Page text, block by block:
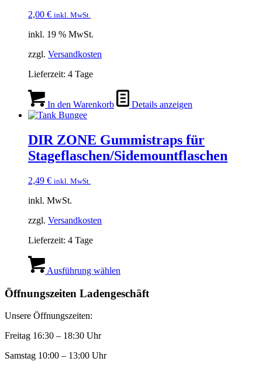
2,00 € inkl. MwSt.
inkl. 19 % MwSt.
zzgl. Versandkosten
Lieferzeit: 4 Tage
In den Warenkorb Details anzeigen
DIR ZONE Gummistraps für
Stageflaschen/Sidemountflaschen
2,49 € inkl. MwSt.
inkl. MwSt.
zzgl. Versandkosten
Lieferzeit: 4 Tage
Ausführung wählen
mehrere
Öffnungszeiten Ladengeschäft
Unsere Öffnungszeiten:
Freitag 16:30 – 18:30 Uhr
Samstag 10:00 – 13:00 Uhr